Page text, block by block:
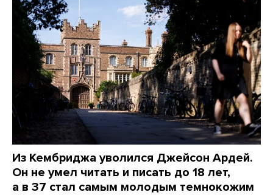
Из Кембриджа уволился Джейсон Ардей.
Он не умел читать и писать до 18 лет,
а в 37 стал самым молодым темнокожим